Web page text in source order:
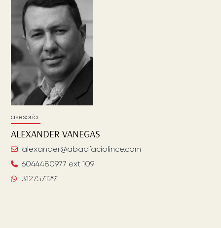
asesoría
ALEXANDER VANEGAS
alexander@abadfaciolince.com
6044480977 ext 109
3127571291